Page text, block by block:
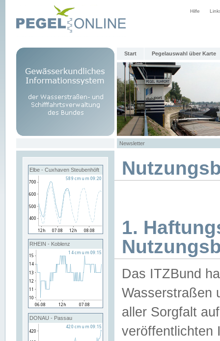
Hilfe
Start Pegelauswahl über Karte
Newsletter
Elbe - Cuxhaven Steubenhöft
RHEIN - Koblenz
DONAU - Passau
1.
Das ITZBund
Wasserstraßen
aller Sorgfalt
veröffentlichten